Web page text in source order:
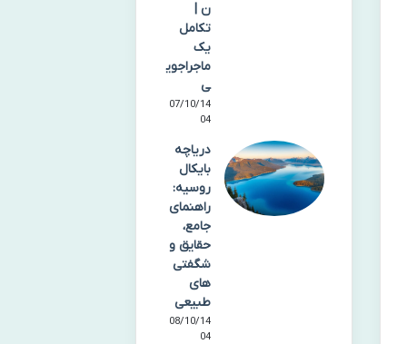
ن |
تکامل
یک
ماجراجوی
ی
07/10/14
04
دریاچه
بایکال
روسیه:
راهنمای
جامع،
حقایق و
شگفتی
های
طبیعی
08/10/14
04